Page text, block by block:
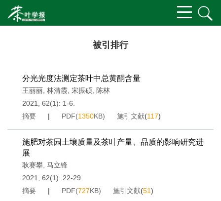
被引排行
分光光度法测定茶叶中总黄酮含量
王丽丽 林清霞 宋振硕
陈林
2021, 62(1): 1-6.
摘要
| PDF(1350KB) 施引文献(117)
施肥对茶园土壤质量及茶叶产量、品质的影响研究进
展
耿赛攀 马立锋
2021, 62(1): 22-29.
摘要
| PDF(727KB) 施引文献(51)